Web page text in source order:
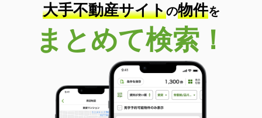
大手不動産サイトの物件を
まとめて検索！